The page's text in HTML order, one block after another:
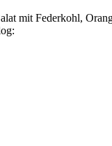
mit Federkohl,